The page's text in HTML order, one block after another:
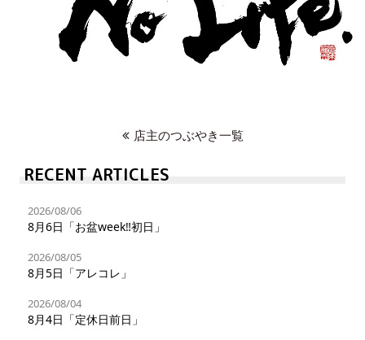
店主のつぶやき一覧
RECENT ARTICLES
2026/08/06
8月6日「お盆week‼︎初日」
2026/08/05
8月5日「アレコレ」
2026/08/04
8月4日「定休日前日」